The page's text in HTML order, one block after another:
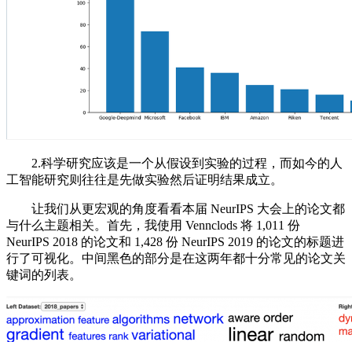
2.科学研究应该是一个从假设到实验的过程，而如今的人
工智能研究则往往是先做实验然后证明结果成立。
让我们从更宏观的角度看看本届 NeurIPS 大会上的论文都
与什么主题相关。首先，我使用 Vennclods 将 1,011 份
NeurIPS 2018 的论文和 1,428 份 NeurIPS 2019 的论文的标题进
行了可视化。中间黑色的部分是在这两年都十分常见的论文关
键词的列表。